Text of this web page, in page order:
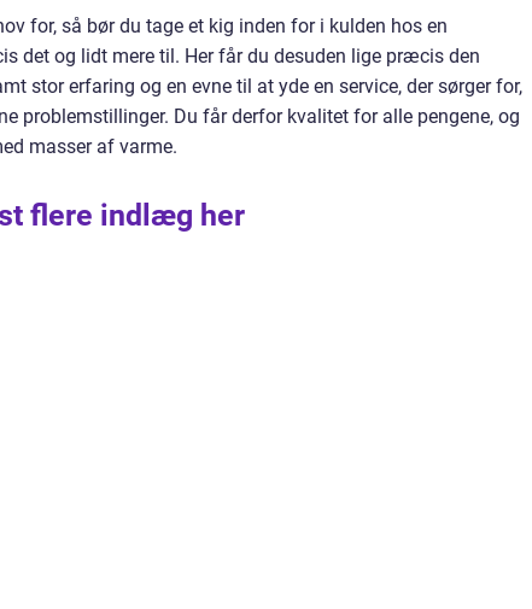
for, så bør du tage et kig inden for i kulden hos en
det og lidt mere til. Her får du desuden lige præcis den
stor erfaring og en evne til at yde en service, der sørger for,
problemstillinger. Du får derfor kvalitet for alle pengene, og
masser af varme.
flere indlæg her